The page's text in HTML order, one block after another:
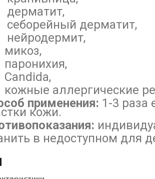
дерматит,
микоз,
паронихия,
Candida,
кожные аллергические
применения: 1-3 раза
кожи.
в недоступном для